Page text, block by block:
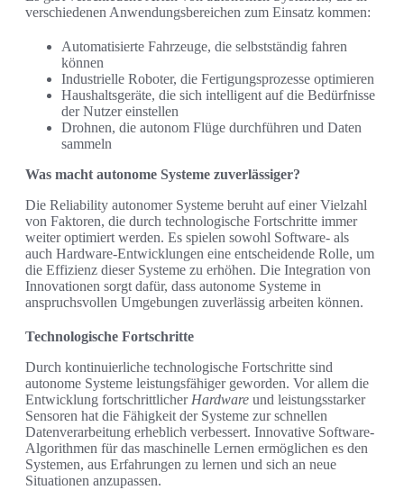
verschiedenen Anwendungsbereichen zum Einsatz kommen:
Automatisierte Fahrzeuge, die selbstständig fahren
können
Industrielle Roboter, die Fertigungsprozesse optimieren
Haushaltsgeräte, die sich intelligent auf die Bedürfnisse
der Nutzer einstellen
Drohnen, die autonom Flüge durchführen und Daten
sammeln
Was macht autonome Systeme zuverlässiger?
Die Reliability autonomer Systeme beruht auf einer Vielzahl
von Faktoren, die durch technologische Fortschritte immer
weiter optimiert werden. Es spielen sowohl Software- als
auch Hardware-Entwicklungen eine entscheidende Rolle, um
die Effizienz dieser Systeme zu erhöhen. Die Integration von
Innovationen sorgt dafür, dass autonome Systeme in
anspruchsvollen Umgebungen zuverlässig arbeiten können.
Technologische Fortschritte
Durch kontinuierliche technologische Fortschritte sind
autonome Systeme leistungsfähiger geworden. Vor allem die
Entwicklung fortschrittlicher Hardware und leistungsstarker
Sensoren hat die Fähigkeit der Systeme zur schnellen
Datenverarbeitung erheblich verbessert. Innovative Software-
Algorithmen für das maschinelle Lernen ermöglichen es den
Systemen, aus Erfahrungen zu lernen und sich an neue
Situationen anzupassen.